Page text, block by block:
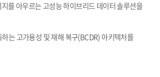
를 아우르는 고성능 하이브리드 데이터 솔루션을
는 고가용성 및 재해 복구(BCDR) 아키텍처를